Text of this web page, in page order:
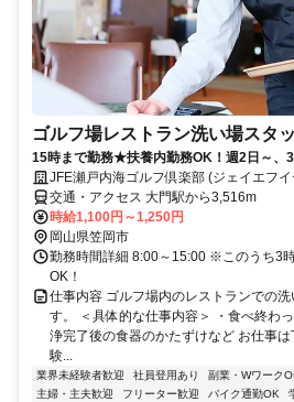
ゴルフ場レストラン洗い場スタ
15時まで勤務★扶養内勤務OK！週2日～、
JFE瀬戸内海ゴルフ倶楽部 (ジェイエフ
交通・アクセス 大門駅から3,516m
時給1,100円～1,250円
岡山県笠岡市
勤務時間詳細 8:00～15:00 ※このうち3
OK！
仕事内容 ゴルフ場内のレストランでの
す。 ＜具体的な仕事内容＞ ・食べ終わ
浄完了後の食器のかたずけなど お仕事
験...
業界未経験者歓迎 社員登用あり 副業・Wワーク
主婦・主夫歓迎
フリーター歓迎 バイク通勤OK